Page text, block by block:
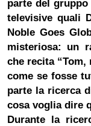
parte del
televisive quali
Noble Goes
misteriosa: un
che recita “Tom,
come se fosse
parte la ricerca
cosa voglia dire
Durante la